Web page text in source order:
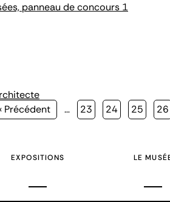
panneau de concours 1
Page
‹ Précédent … Page
23 Page
24 Page
25 26
EXPOSITIONS LE